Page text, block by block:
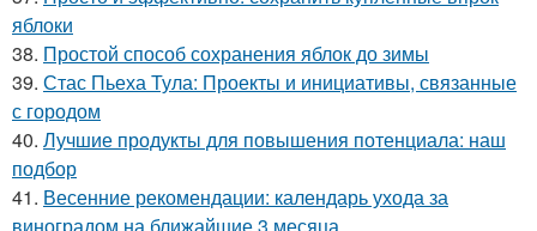
яблоки
38. Простой способ сохранения яблок до зимы
39. Стас Пьеха Тула: Проекты и инициативы, связанные
с городом
40. Лучшие продукты для повышения потенциала: наш
подбор
41. Весенние рекомендации: календарь ухода за
виноградом на ближайшие 3 месяца